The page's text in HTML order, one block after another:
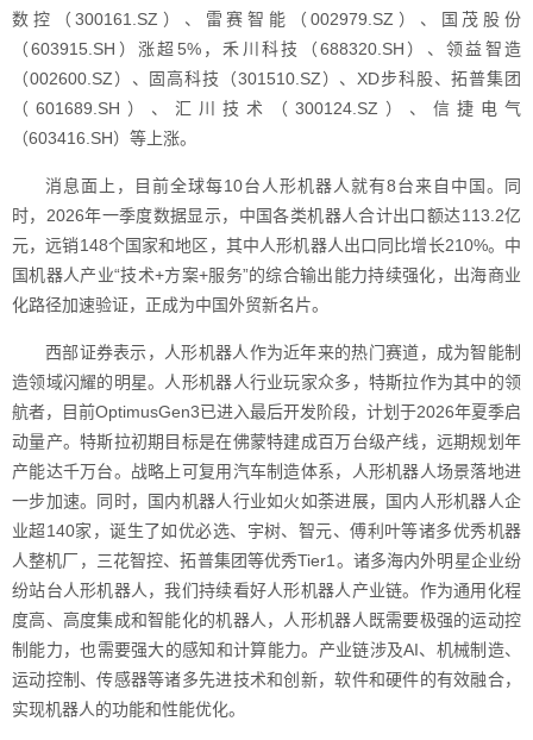
数控（300161.SZ）、雷赛智能（002979.SZ）、国茂股份
（603915.SH）涨超5%，禾川科技（688320.SH）、领益智造
（002600.SZ）、固高科技（301510.SZ）、XD步科股、拓普集团
（601689.SH）、汇川技术（300124.SZ）、信捷电气
（603416.SH）等上涨。
消息面上，目前全球每10台人形机器人就有8台来自中国。同
时，2026年一季度数据显示，中国各类机器人合计出口额达113.2亿
元，远销148个国家和地区，其中人形机器人出口同比增长210%。中
国机器人产业“技术+方案+服务”的综合输出能力持续强化，出海商业
化路径加速验证，正成为中国外贸新名片。
西部证券表示，人形机器人作为近年来的热门赛道，成为智能制
造领域闪耀的明星。人形机器人行业玩家众多，特斯拉作为其中的领
航者，目前OptimusGen3已进入最后开发阶段，计划于2026年夏季启
动量产。特斯拉初期目标是在佛蒙特建成百万台级产线，远期规划年
产能达千万台。战略上可复用汽车制造体系，人形机器人场景落地进
一步加速。同时，国内机器人行业如火如荼进展，国内人形机器人企
业超140家，诞生了如优必选、宇树、智元、傅利叶等诸多优秀机器
人整机厂，三花智控、拓普集团等优秀Tier1。诸多海内外明星企业纷
纷站台人形机器人，我们持续看好人形机器人产业链。作为通用化程
度高、高度集成和智能化的机器人，人形机器人既需要极强的运动控
制能力，也需要强大的感知和计算能力。产业链涉及AI、机械制造、
运动控制、传感器等诸多先进技术和创新，软件和硬件的有效融合，
实现机器人的功能和性能优化。